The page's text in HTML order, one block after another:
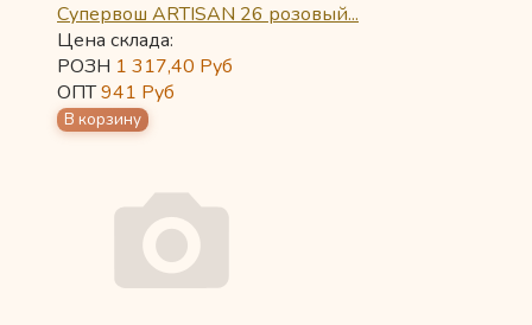
Супервош ARTISAN 26 розовый...
Цена склада:
РОЗН 1 317,40 Руб
ОПТ941 Руб